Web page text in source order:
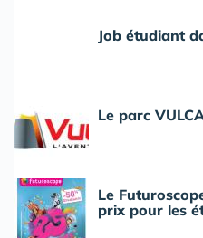
Job étudiant
Le parc
Le
prix pour les